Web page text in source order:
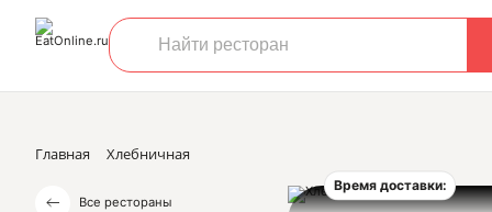
Главная Хлебничная
Все рестораны
Время доставки: